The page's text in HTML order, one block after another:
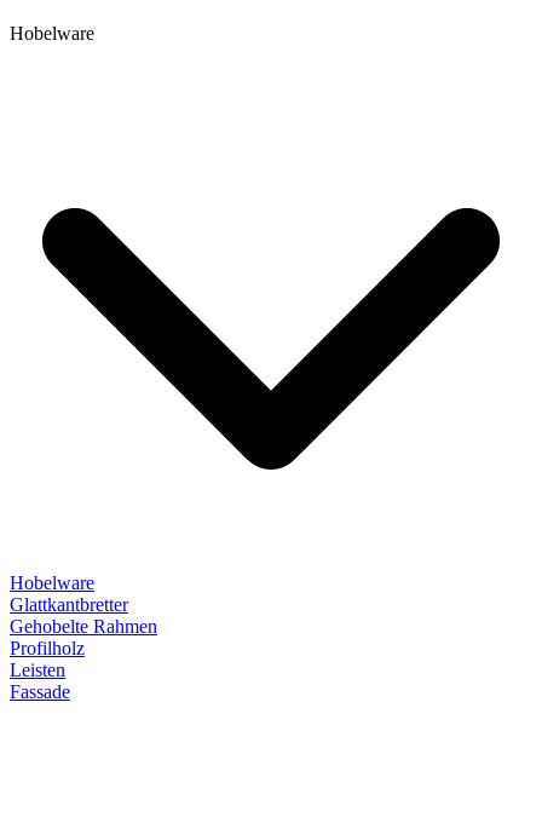
Hobelware
Hobelware
Glattkantbretter
Gehobelte Rahmen
Profilholz
Leisten
Fassade